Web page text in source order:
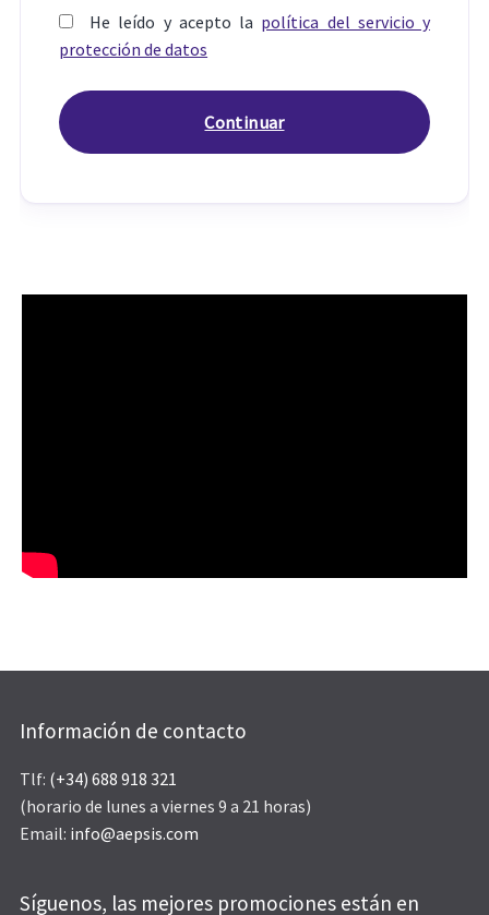
He leído y acepto la política del servicio y
protección de datos
Información de contacto
Tlf: (+34) 688 918 321
(horario de lunes a viernes 9 a 21 horas)
Email: info@aepsis.com
Síguenos, las mejores promociones están en